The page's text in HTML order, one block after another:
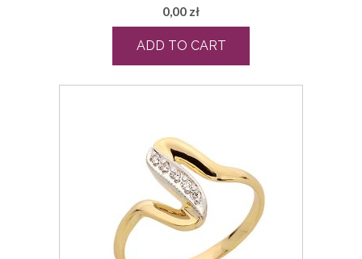
0,00 zł
ADD TO CART